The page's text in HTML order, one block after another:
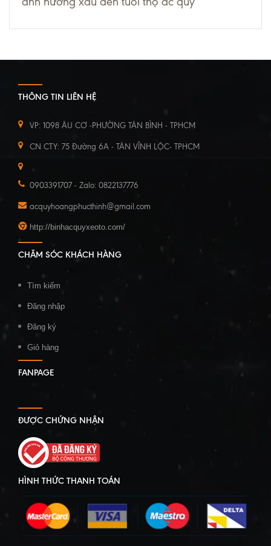
THÔNG TIN LIÊN HỆ
VP: 1098 ÂU CƠ -PHƯỜNG TÂN BÌNH - TPHCM
CN CTY: 75 Đường 6A - TÂN VĨNH LỘC- TPHCM
0903391707 - Zalo: 0822137776
acquyhoangphucthinh@gmail.com
http://binhacquyxeoto.com/
CHĂM SÓC KHÁCH HÀNG
Tìm kiếm
Đăng nhập
Đăng ký
Giỏ hàng
FANPAGE
ĐƯỢC CHỨNG NHẬN
HÌNH THỨC THANH TOÁN